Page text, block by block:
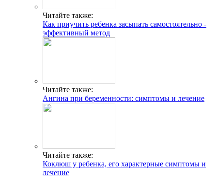
Читайте также:
Как приучить ребенка засыпать самостоятельно -
эффективный метод
Читайте также:
Ангина при беременности: симптомы и лечение
Читайте также:
Коклюш у ребенка, его характерные симптомы и
лечение